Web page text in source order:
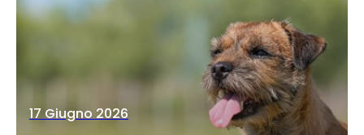
17 Giugno 2026